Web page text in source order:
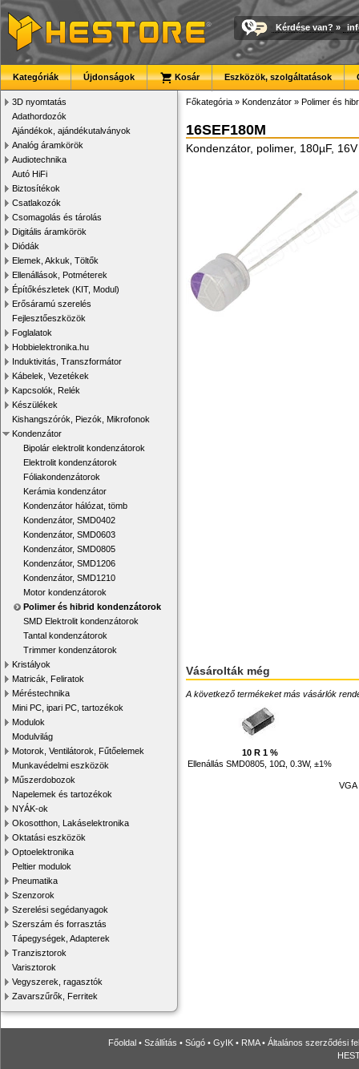
Kérdése van? »
Kategóriák Újdonságok Kosár Eszközök, szolgáltatások
3D nyomtatás
Adathordozók
Ajándékok, ajándékutalványok
Analóg áramkörök
Audiotechnika
Autó HiFi
Biztosítékok
Csatlakozók
Csomagolás és tárolás
Digitális áramkörök
Diódák
Elemek, Akkuk, Töltők
Ellenállások, Potméterek
Építőkészletek (KIT, Modul)
Erősáramú szerelés
Fejlesztőeszközök
Foglalatok
Hobbielektronika.hu
Induktivitás, Transzformátor
Kábelek, Vezetékek
Kapcsolók, Relék
Készülékek
Kishangszórók, Piezók, Mikrofonok
Kondenzátor
Bipolár elektrolit kondenzátorok
Elektrolit kondenzátorok
Fóliakondenzátorok
Kerámia kondenzátor
Kondenzátor hálózat, tömb
Kondenzátor, SMD0402
Kondenzátor, SMD0603
Kondenzátor, SMD0805
Kondenzátor, SMD1206
Kondenzátor, SMD1210
Motor kondenzátorok
Polimer és hibrid kondenzátorok
SMD Elektrolit kondenzátorok
Tantal kondenzátorok
Trimmer kondenzátorok
Kristályok
Matricák, Feliratok
Méréstechnika
Mini PC, ipari PC, tartozékok
Modulok
Modulvilág
Motorok, Ventilátorok, Fűtőelemek
Munkavédelmi eszközök
Műszerdobozok
Napelemek és tartozékok
NYÁK-ok
Okosotthon, Lakáselektronika
Oktatási eszközök
Optoelektronika
Peltier modulok
Pneumatika
Szenzorok
Szerelési segédanyagok
Szerszám és forrasztás
Tápegységek, Adapterek
Tranzisztorok
Varisztorok
Vegyszerek, ragasztók
Zavarszűrők, Ferritek
Főkategória » Kondenzátor » Polimer és
16SEF180M
Kondenzátor, polimer, 180µF,
Vásárolták még
A következő termékeket más vásárlók
10 R 1 %
Ellenállás SMD0805, 10Ω, 0.3W, ±1%
VGA
Főoldal • Szállítás • Súgó • GyIK • RMA• Általános szerződési